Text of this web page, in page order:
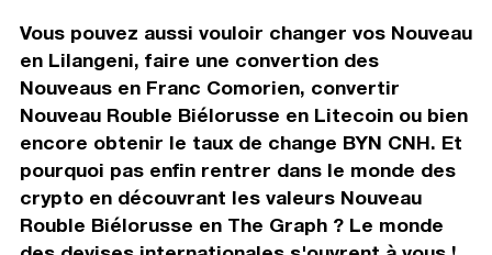
Vous pouvez aussi vouloir changer vos Nouveau
en Lilangeni, faire une convertion des
Nouveaus en Franc Comorien, convertir
Nouveau Rouble Biélorusse en Litecoin ou bien
encore obtenir le taux de change BYN CNH. Et
pourquoi pas enfin rentrer dans le monde des
crypto en découvrant les valeurs Nouveau
Rouble Biélorusse en The Graph ? Le monde